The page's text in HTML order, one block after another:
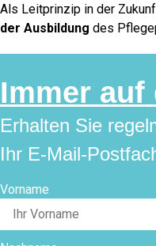
Als Leitprinzip in der
der Ausbildung des
Immer auf
Erhalten Sie
Ihr E-Mail-
Vorname